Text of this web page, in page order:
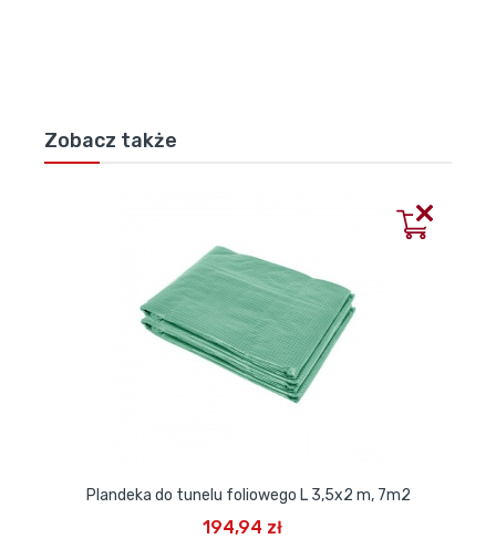
Zobacz także
Plandeka do tunelu foliowego L 3,5x2 m, 7m2
194,94 zł